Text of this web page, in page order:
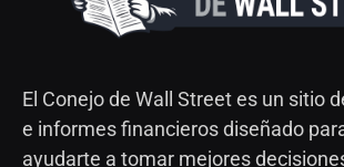
El Conejo de Wall Street es un sitio
e informes financieros diseñado
ayudarte a tomar mejores